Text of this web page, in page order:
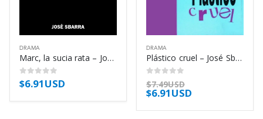
DRAMA
Marc, la sucia rata – José Sbarra
0out of 5
$6.91USD
DRAMA
Plástico cruel – José Sbarra
0out of 5
$7.49USD
$6.91USD